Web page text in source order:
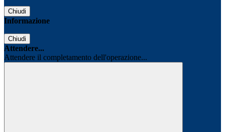
Chiudi
Informazione
Chiudi
Attendere...
Attendere il completamento dell'operazione...